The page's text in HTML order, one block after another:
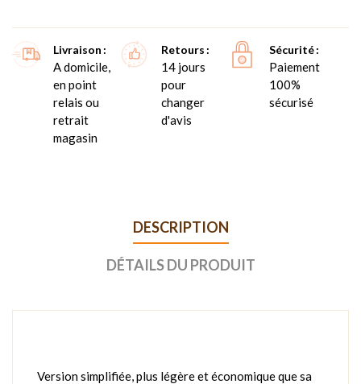
Livraison
A domicile,
en point
relais ou
retrait
magasin
Retours
14 jours
pour
changer
d'avis
Sécurité
Paiement
100%
sécurisé
DESCRIPTION
DÉTAILS DU PRODUIT
Version simplifiée, plus légère et économique que sa